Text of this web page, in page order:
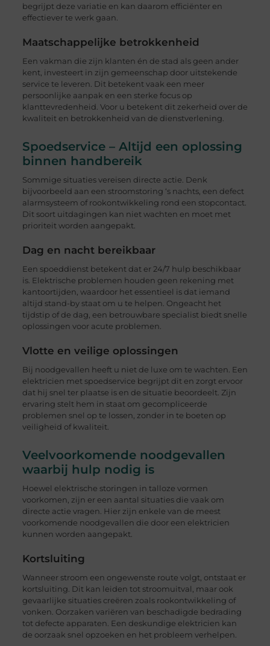
begrijpt deze variatie en kan daarom efficiënter en
effectiever te werk gaan.
Maatschappelijke betrokkenheid
Een vakman die zijn klanten én de stad als geen ander
kent, investeert in zijn gemeenschap door uitstekende
service te leveren. Dit betekent vaak een meer
persoonlijke aanpak en een sterke focus op
klanttevredenheid. Voor u betekent dit zekerheid over de
kwaliteit en betrokkenheid van de dienstverlening.
Spoedservice – Altijd een oplossing
binnen handbereik
Sommige situaties vereisen directe actie. Denk
bijvoorbeeld aan een stroomstoring ‘s nachts, een defect
alarmsysteem of rookontwikkeling rond een stopcontact.
Dit soort uitdagingen kan niet wachten en moet met
prioriteit worden aangepakt.
Dag en nacht bereikbaar
Een spoeddienst betekent dat er 24/7 hulp beschikbaar
is. Elektrische problemen houden geen rekening met
kantoortijden, waardoor het essentieel is dat iemand
altijd stand-by staat om u te helpen. Ongeacht het
tijdstip of de dag, een betrouwbare specialist biedt snelle
oplossingen voor acute problemen.
Vlotte en veilige oplossingen
Bij noodgevallen heeft u niet de luxe om te wachten. Een
elektricien met spoedservice begrijpt dit en zorgt ervoor
dat hij snel ter plaatse is en de situatie beoordeelt. Zijn
ervaring stelt hem in staat om gecompliceerde
problemen snel op te lossen, zonder in te boeten op
veiligheid of kwaliteit.
Veelvoorkomende noodgevallen
waarbij hulp nodig is
Hoewel elektrische storingen in talloze vormen
voorkomen, zijn er een aantal situaties die vaak om
directe actie vragen. Hier zijn enkele van de meest
voorkomende noodgevallen die door een elektricien
kunnen worden aangepakt.
Kortsluiting
Wanneer stroom een ongewenste route volgt, ontstaat er
kortsluiting. Dit kan leiden tot stroomuitval, maar ook
gevaarlijke situaties creëren zoals rookontwikkeling of
vonken. Oorzaken variëren van beschadigde bedrading
tot defecte apparaten. Een deskundige elektricien kan
de oorzaak snel opzoeken en het probleem verhelpen.